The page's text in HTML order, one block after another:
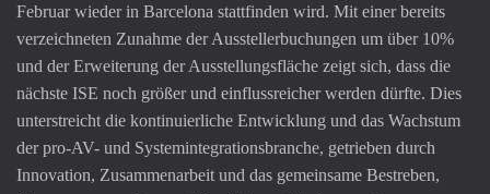
Februar wieder in Barcelona stattfinden wird. Mit einer bereits
verzeichneten Zunahme der Ausstellerbuchungen um über 10%
und der Erweiterung der Ausstellungsfläche zeigt sich, dass die
nächste ISE noch größer und einflussreicher werden dürfte. Dies
unterstreicht die kontinuierliche Entwicklung und das Wachstum
der pro-AV- und Systemintegrationsbranche, getrieben durch
Innovation, Zusammenarbeit und das gemeinsame Bestreben,